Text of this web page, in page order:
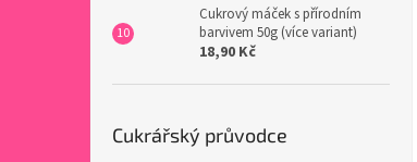
Cukrový máček s přírodním
barvivem 50g (více variant)
18,90 Kč
Cukrářský průvodce